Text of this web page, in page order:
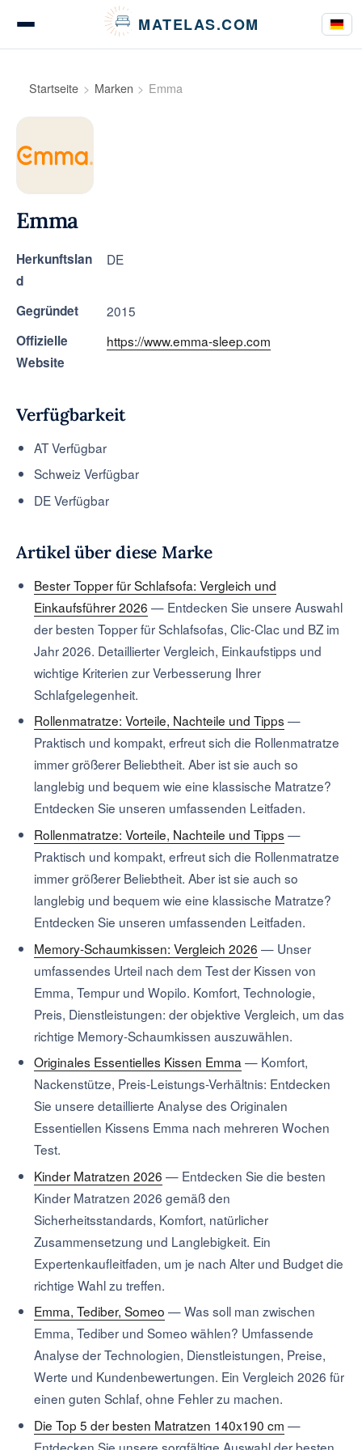
MATELAS.COM
Matratzen Tests & Bewertungen
Bettwaren Tests
Kaufberatung
Ratgeber
Startseite Marken Emma
Emma
Herkunftslan
d
DE
Gegründet
2015
Offizielle
Website
https://www.emma-sleep.com
Verfügbarkeit
ATVerfügbar
Schweiz Verfügbar
DEVerfügbar
Artikel über diese Marke
Bester Topper für Schlafsofa: Vergleich und
Einkaufsführer 2026 — Entdecken Sie unsere Auswahl
der besten Topper für Schlafsofas, Clic-Clac und BZ im
Jahr 2026. Detaillierter Vergleich, Einkaufstipps und
wichtige Kriterien zur Verbesserung Ihrer
Schlafgelegenheit.
Rollenmatratze: Vorteile, Nachteile und Tipps —
Praktisch und kompakt, erfreut sich die Rollenmatratze
immer größerer Beliebtheit. Aber ist sie auch so
langlebig und bequem wie eine klassische Matratze?
Entdecken Sie unseren umfassenden Leitfaden.
Rollenmatratze: Vorteile, Nachteile und Tipps —
Praktisch und kompakt, erfreut sich die Rollenmatratze
immer größerer Beliebtheit. Aber ist sie auch so
langlebig und bequem wie eine klassische Matratze?
Entdecken Sie unseren umfassenden Leitfaden.
Memory-Schaumkissen: Vergleich 2026 — Unser
umfassendes Urteil nach dem Test der Kissen von
Emma, Tempur und Wopilo. Komfort, Technologie,
Preis, Dienstleistungen: der objektive Vergleich, um das
richtige Memory-Schaumkissen auszuwählen.
Originales Essentielles Kissen Emma — Komfort,
Nackenstütze, Preis-Leistungs-Verhältnis: Entdecken
Sie unsere detaillierte Analyse des Originalen
Essentiellen Kissens Emma nach mehreren Wochen
Test.
Kinder Matratzen 2026 — Entdecken Sie die besten
Kinder Matratzen 2026 gemäß den
Sicherheitsstandards, Komfort, natürlicher
Zusammensetzung und Langlebigkeit. Ein
Expertenkaufleitfaden, um je nach Alter und Budget die
richtige Wahl zu treffen.
Emma, Tediber, Someo —Was soll man zwischen
Emma, Tediber und Someo wählen? Umfassende
Analyse der Technologien, Dienstleistungen, Preise,
Werte und Kundenbewertungen. Ein Vergleich 2026 für
einen guten Schlaf, ohne Fehler zu machen.
Die Top 5 der besten Matratzen 140x190 cm —
Cookie-Einstellungen